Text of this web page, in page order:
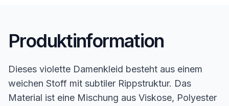
Produktinformation
Dieses violette Damenkleid besteht aus einem
weichen Stoff mit subtiler Rippstruktur. Das
Material ist eine Mischung aus Viskose, Polyester